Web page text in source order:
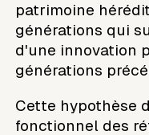
patrimoine
générations qui
d'une innovation
générations
Cette hypothèse
fonctionnel des